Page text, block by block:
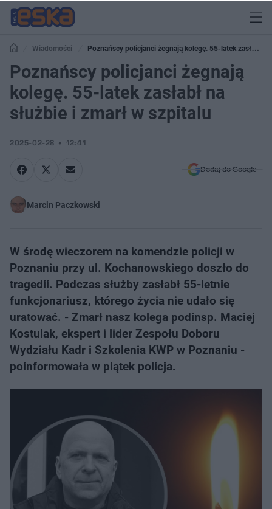
Wiadomości
Poznańscy policjanci żegnają kolegę. 55-latek zasłabł
na służbie i zmarł w szpitalu
Poznańscy policjanci żegnają
kolegę. 55-latek zasłabł na
służbie i zmarł w szpitalu
2025-02-28 12:41
Dodaj do Google
Marcin Paczkowski
W środę wieczorem na komendzie policji w
Poznaniu przy ul. Kochanowskiego doszło do
tragedii. Podczas służby zasłabł 55-letnie
funkcjonariusz, którego życia nie udało się
uratować. - Zmarł nasz kolega podinsp. Maciej
Kostulak, ekspert i lider Zespołu Doboru
Wydziału Kadr i Szkolenia KWP w Poznaniu -
poinformowała w piątek policja.